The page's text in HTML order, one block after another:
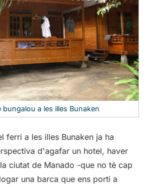
bungalou a les illes Bunaken
ferri a les illes Bunaken ja ha
d'agafar un hotel, haver
ciutat de Manado -que no té cap
una barca que ens porti a